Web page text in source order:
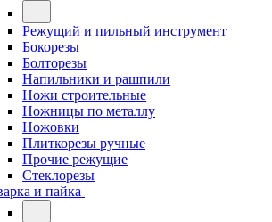
Режущий и пильный инструмент
Бокорезы
Болторезы
Напильники и рашпили
Ножи строительные
Ножницы по металлу
Ножовки
Плиткорезы ручные
Прочие режущие
Стеклорезы
и пайка